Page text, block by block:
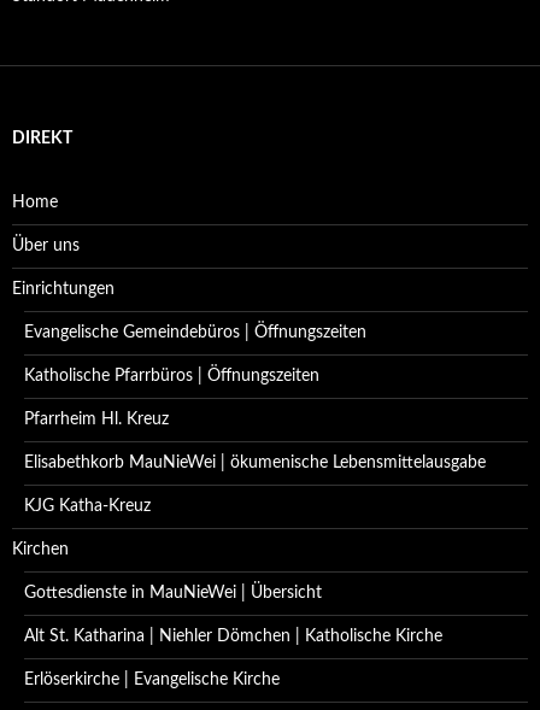
DIREKT
Home
Über uns
Einrichtungen
Evangelische Gemeindebüros | Öffnungszeiten
Katholische Pfarrbüros | Öffnungszeiten
Pfarrheim Hl. Kreuz
Elisabethkorb MauNieWei | ökumenische Lebensmittelausgabe
KJG Katha-Kreuz
Kirchen
Gottesdienste in MauNieWei | Übersicht
Alt St. Katharina | Niehler Dömchen | Katholische Kirche
Erlöserkirche | Evangelische Kirche